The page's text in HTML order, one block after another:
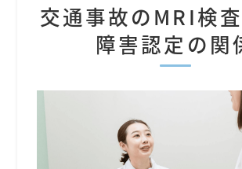
交通事故のMRI検
障害認定の関